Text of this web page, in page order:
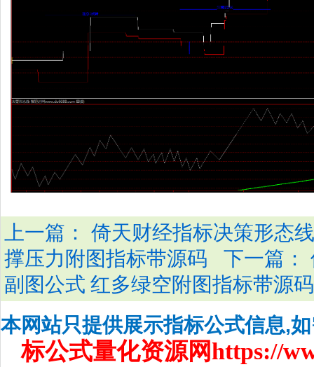
上一篇： 倚天财经指标决策形态
撑压力附图指标带源码
下一篇：
副图公式 红多绿空附图指标带源码
本网站只提供展示指标公式信息,
标公式量化资源网https://